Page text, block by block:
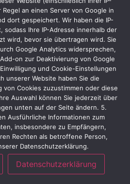
an einen Server von Google in
dort gespeichert. Wir haben die IP-
sodass Ihre IP-Adresse innerhalb der
wird, bevor sie übertragen wird. Sie
Google Analytics widersprechen,
on zur Deaktivierung von Google
und Cookie-Einstellungen
unserer Website haben Sie die
Cookies zuzustimmen oder diese
Auswahl können Sie jederzeit über
unten auf der Seite ändern. 5.
Ausführliche Informationen zum
insbesondere zu Empfängern,
Rechten als betroffene Person,
Datenschutzerklärung.
Datenschutzerklärung